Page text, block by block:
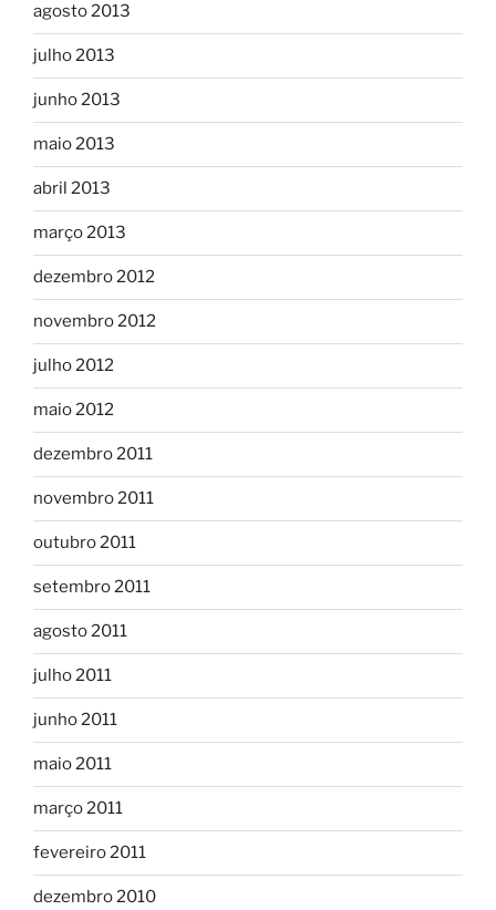
agosto 2013
julho 2013
junho 2013
maio 2013
abril 2013
março 2013
dezembro 2012
novembro 2012
julho 2012
maio 2012
dezembro 2011
novembro 2011
outubro 2011
setembro 2011
agosto 2011
julho 2011
junho 2011
maio 2011
março 2011
fevereiro 2011
dezembro 2010